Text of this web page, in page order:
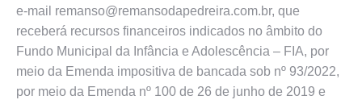
e-mail remanso@remansodapedreira.com.br, que
receberá recursos financeiros indicados no âmbito do
Fundo Municipal da Infância e Adolescência – FIA, por
meio da Emenda impositiva de bancada sob nº 93/2022,
por meio da Emenda nº 100 de 26 de junho de 2019 e